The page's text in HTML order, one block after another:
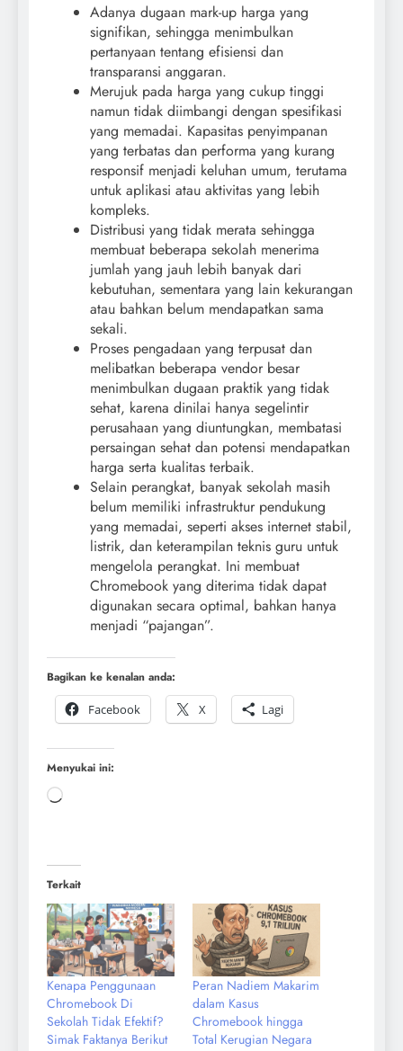
Adanya dugaan mark-up harga yang
signifikan, sehingga menimbulkan
pertanyaan tentang efisiensi dan
transparansi anggaran.
Merujuk pada harga yang cukup tinggi
namun tidak diimbangi dengan spesifikasi
yang memadai. Kapasitas penyimpanan
yang terbatas dan performa yang kurang
responsif menjadi keluhan umum, terutama
untuk aplikasi atau aktivitas yang lebih
kompleks.
Distribusi yang tidak merata sehingga
membuat beberapa sekolah menerima
jumlah yang jauh lebih banyak dari
kebutuhan, sementara yang lain kekurangan
atau bahkan belum mendapatkan sama
sekali.
Proses pengadaan yang terpusat dan
melibatkan beberapa vendor besar
menimbulkan dugaan praktik yang tidak
sehat, karena dinilai hanya segelintir
perusahaan yang diuntungkan, membatasi
persaingan sehat dan potensi mendapatkan
harga serta kualitas terbaik.
Selain perangkat, banyak sekolah masih
belum memiliki infrastruktur pendukung
yang memadai, seperti akses internet stabil,
listrik, dan keterampilan teknis guru untuk
mengelola perangkat. Ini membuat
Chromebook yang diterima tidak dapat
digunakan secara optimal, bahkan hanya
menjadi “pajangan”.
Bagikan ke kenalan anda:
Facebook
X Lagi
Menyukai ini:
Terkait
Kenapa Penggunaan
Chromebook Di
Sekolah Tidak Efektif?
Simak Faktanya Berikut
Peran Nadiem Makarim
dalam Kasus
Chromebook hingga
Total Kerugian Negara